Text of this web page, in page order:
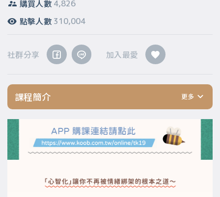
購買人數 4,826
點擊人數 310,004
社群分享 加入最愛
課程簡介